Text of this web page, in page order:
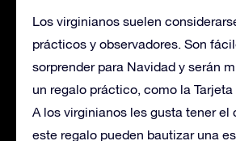
Los virginianos suelen
prácticos y observadores. Son
sorprender para Navidad y serán
un regalo práctico, como la Tarjeta
A los virginianos les gusta tener el
este regalo pueden bautizar una